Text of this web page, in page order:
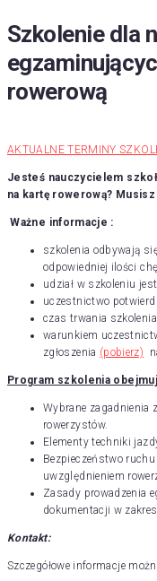
Skip
to
content
Szkolenie dla
rowerową
AKTUALNE TERMINY
Jesteś nauczycielem
na kartę rowerową?
Ważne informacje :
szkolenia odbywają
odpowiedniej ilości
udział w szkoleniu
uczestnictwo
czas trwania
warunkiem
zgłoszenia (pobierz)
Program szkolenia
Wybrane zagadnienia
rowerzystów.
Elementy techniki
Bezpieczeństwo
uwzględnieniem
Zasady prowadzenia
dokumentacji w
Kontakt:
Szczegółowe informacje